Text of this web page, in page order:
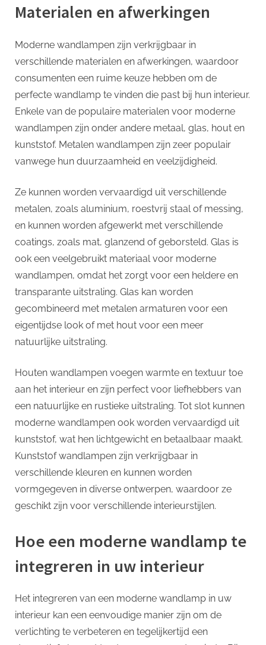
Materialen en afwerkingen
Moderne wandlampen zijn verkrijgbaar in
verschillende materialen en afwerkingen, waardoor
consumenten een ruime keuze hebben om de
perfecte wandlamp te vinden die past bij hun interieur.
Enkele van de populaire materialen voor moderne
wandlampen zijn onder andere metaal, glas, hout en
kunststof. Metalen wandlampen zijn zeer populair
vanwege hun duurzaamheid en veelzijdigheid.
Ze kunnen worden vervaardigd uit verschillende
metalen, zoals aluminium, roestvrij staal of messing,
en kunnen worden afgewerkt met verschillende
coatings, zoals mat, glanzend of geborsteld. Glas is
ook een veelgebruikt materiaal voor moderne
wandlampen, omdat het zorgt voor een heldere en
transparante uitstraling. Glas kan worden
gecombineerd met metalen armaturen voor een
eigentijdse look of met hout voor een meer
natuurlijke uitstraling.
Houten wandlampen voegen warmte en textuur toe
aan het interieur en zijn perfect voor liefhebbers van
een natuurlijke en rustieke uitstraling. Tot slot kunnen
moderne wandlampen ook worden vervaardigd uit
kunststof, wat hen lichtgewicht en betaalbaar maakt.
Kunststof wandlampen zijn verkrijgbaar in
verschillende kleuren en kunnen worden
vormgegeven in diverse ontwerpen, waardoor ze
geschikt zijn voor verschillende interieurstijlen.
Hoe een moderne wandlamp te
integreren in uw interieur
Het integreren van een moderne wandlamp in uw
interieur kan een eenvoudige manier zijn om de
verlichting te verbeteren en tegelijkertijd een